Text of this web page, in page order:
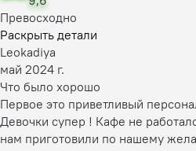
Превосходно
Раскрыть детали
Leokadiya
май 2024 г.
Что было хорошо
Первое это приветливый
Девочки супер ! Кафе не
нам приготовили по нашему